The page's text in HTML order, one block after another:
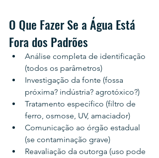
O Que Fazer Se a Água Está
Fora dos Padrões
Análise completa de identificação
(todos os parâmetros)
Investigação da fonte (fossa
próxima? indústria? agrotóxico?)
Tratamento específico (filtro de
ferro, osmose, UV, amaciador)
Comunicação ao órgão estadual
(se contaminação grave)
Reavaliação da outorga (uso pode